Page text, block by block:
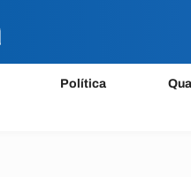
Política